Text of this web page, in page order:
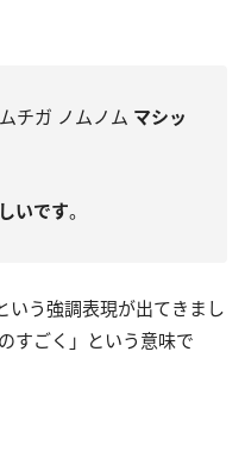
チガ ノムノム マシッ
いです。
いう強調表現が出てきまし
すごく」という意味で